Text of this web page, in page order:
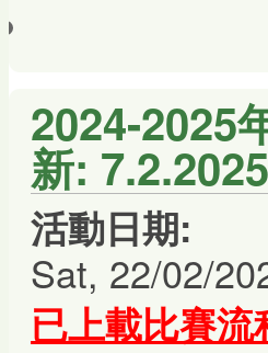
2024-2025
新:
活動日期:
Sat, 22/02/
已上載比賽